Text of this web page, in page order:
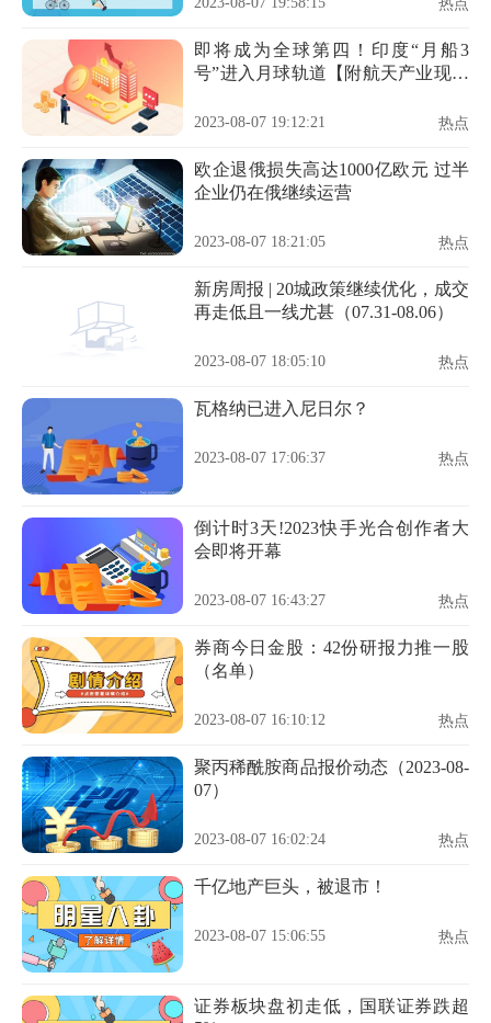
热点
即将成为全球第四！印度“月船3
号”进入月球轨道【附航天产业现状
2023-08-07 19:12:21 热点
欧企退俄损失高达1000亿欧元 过半
企业仍在俄继续运营
2023-08-07 18:21:05 热点
新房周报 | 20城政策继续优化，成交
再走低且一线尤甚（07.31-08.06）
2023-08-07 18:05:10 热点
瓦格纳已进入尼日尔？
2023-08-07 17:06:37 热点
倒计时3天!2023快手光合创作者大
会即将开幕
2023-08-07 16:43:27 热点
券商今日金股：42份研报力推一股
（名单）
2023-08-07 16:10:12 热点
聚丙稀酰胺商品报价动态（2023-08-
07）
2023-08-07 16:02:24 热点
千亿地产巨头，被退市！
2023-08-07 15:06:55 热点
证券板块盘初走低，国联证券跌超